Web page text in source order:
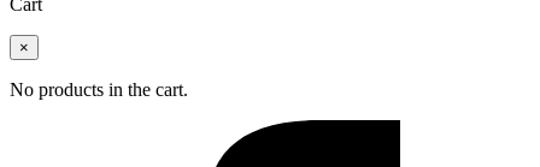
Cart
×
No products in the cart.